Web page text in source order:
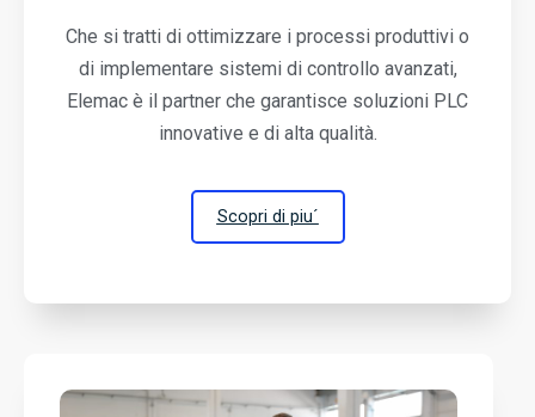
Che si tratti di ottimizzare i processi produttivi o
di implementare sistemi di controllo avanzati,
Elemac è il partner che garantisce soluzioni PLC
innovative e di alta qualità.
Scopri di piu´